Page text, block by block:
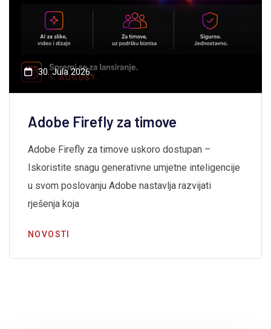
30. Jula 2026.
Adobe Firefly za timove
Adobe Firefly za timove uskoro dostupan –
Iskoristite snagu generativne umjetne inteligencije
u svom poslovanju Adobe nastavlja razvijati
rješenja koja
NOVOSTI